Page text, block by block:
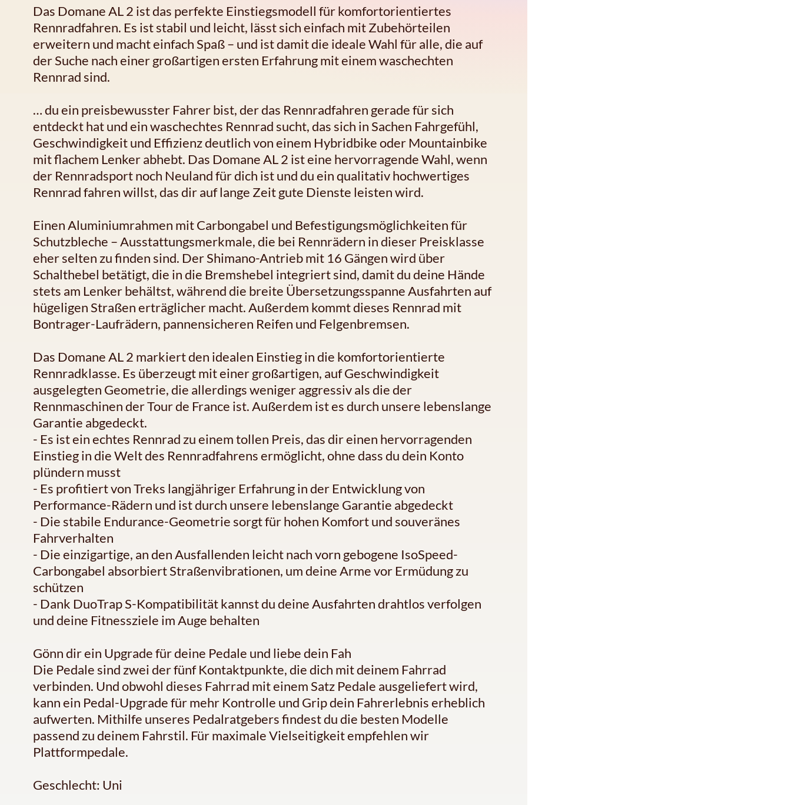
Das Domane AL 2 ist das perfekte Einstiegsmodell für komfortorientiertes
Rennradfahren. Es ist stabil und leicht, lässt sich einfach mit Zubehörteilen
erweitern und macht einfach Spaß – und ist damit die ideale Wahl für alle, die auf
der Suche nach einer großartigen ersten Erfahrung mit einem waschechten
Rennrad sind.
… du ein preisbewusster Fahrer bist, der das Rennradfahren gerade für sich
entdeckt hat und ein waschechtes Rennrad sucht, das sich in Sachen Fahrgefühl,
Geschwindigkeit und Effizienz deutlich von einem Hybridbike oder Mountainbike
mit flachem Lenker abhebt. Das Domane AL 2 ist eine hervorragende Wahl, wenn
der Rennradsport noch Neuland für dich ist und du ein qualitativ hochwertiges
Rennrad fahren willst, das dir auf lange Zeit gute Dienste leisten wird.
Einen Aluminiumrahmen mit Carbongabel und Befestigungsmöglichkeiten für
Schutzbleche – Ausstattungsmerkmale, die bei Rennrädern in dieser Preisklasse
eher selten zu finden sind. Der Shimano-Antrieb mit 16 Gängen wird über
Schalthebel betätigt, die in die Bremshebel integriert sind, damit du deine Hände
stets am Lenker behältst, während die breite Übersetzungsspanne Ausfahrten auf
hügeligen Straßen erträglicher macht. Außerdem kommt dieses Rennrad mit
Bontrager-Laufrädern, pannensicheren Reifen und Felgenbremsen.
Das Domane AL 2 markiert den idealen Einstieg in die komfortorientierte
Rennradklasse. Es überzeugt mit einer großartigen, auf Geschwindigkeit
ausgelegten Geometrie, die allerdings weniger aggressiv als die der
Rennmaschinen der Tour de France ist. Außerdem ist es durch unsere lebenslange
Garantie abgedeckt.
- Es ist ein echtes Rennrad zu einem tollen Preis, das dir einen hervorragenden
Einstieg in die Welt des Rennradfahrens ermöglicht, ohne dass du dein Konto
plündern musst
- Es profitiert von Treks langjähriger Erfahrung in der Entwicklung von
Performance-Rädern und ist durch unsere lebenslange Garantie abgedeckt
- Die stabile Endurance-Geometrie sorgt für hohen Komfort und souveränes
Fahrverhalten
- Die einzigartige, an den Ausfallenden leicht nach vorn gebogene IsoSpeed-
Carbongabel absorbiert Straßenvibrationen, um deine Arme vor Ermüdung zu
schützen
- Dank DuoTrap S-Kompatibilität kannst du deine Ausfahrten drahtlos verfolgen
und deine Fitnessziele im Auge behalten
Gönn dir ein Upgrade für deine Pedale und liebe dein Fah
Die Pedale sind zwei der fünf Kontaktpunkte, die dich mit deinem Fahrrad
verbinden. Und obwohl dieses Fahrrad mit einem Satz Pedale ausgeliefert wird,
kann ein Pedal-Upgrade für mehr Kontrolle und Grip dein Fahrerlebnis erheblich
aufwerten. Mithilfe unseres Pedalratgebers findest du die besten Modelle
passend zu deinem Fahrstil. Für maximale Vielseitigkeit empfehlen wir
Plattformpedale.
Geschlecht: Uni